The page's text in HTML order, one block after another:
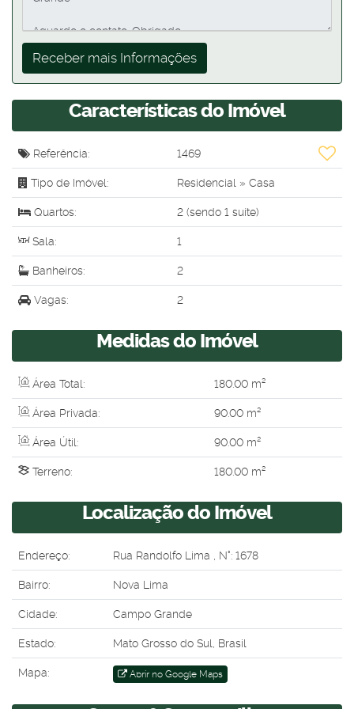
Características do Imóvel
Referência: 1469
Tipo de Imóvel: Residencial » Casa
Quartos: 2 (sendo 1 suíte)
Sala: 1
Banheiros: 2
Vagas: 2
Medidas do Imóvel
Área Total: 180.00 m²
Área Privada: 90.00 m²
Área Útil: 90.00 m²
Terreno: 180.00 m²
Localização do Imóvel
Endereço: Rua Randolfo Lima , N°: 1678
Bairro: Nova Lima
Cidade: Campo Grande
Estado: Mato Grosso do Sul, Brasil
Mapa: Abrir no Google Maps